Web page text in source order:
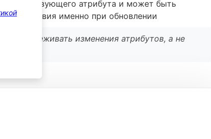
существующего атрибута и может быть
действия именно при обновлении
отслеживать изменения атрибутов, а не